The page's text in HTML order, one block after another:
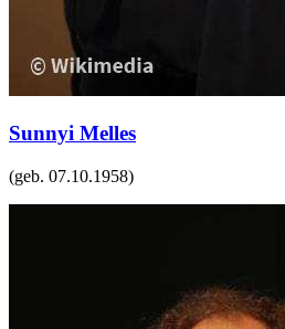
Sunnyi Melles
(geb. 07.10.1958)